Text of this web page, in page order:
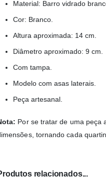
Material: Barro vidrado
Cor: Branco.
Altura aproximada: 14 cm.
Diâmetro aproximado: 9 cm.
Com tampa.
Modelo com asas laterais.
Peça artesanal.
Por se tratar de uma peça
tornando cada
relacionados...